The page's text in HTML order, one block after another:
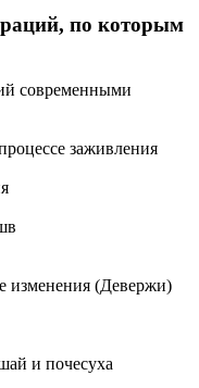
по которым
современными
заживления
изменения (Девержи)
и почесуха